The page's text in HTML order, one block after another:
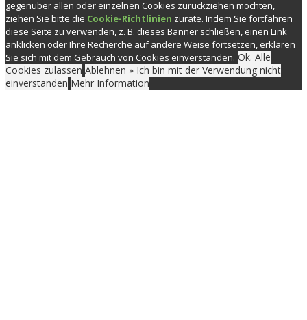
gegenüber allen oder einzelnen Cookies zurückziehen möchten,
ziehen Sie bitte die Cookie-Richtlinien zurate. Indem Sie fortfahren
diese Seite zu verwenden, z. B. dieses Banner schließen, einen Link
anklicken oder Ihre Recherche auf andere Weise fortsetzen, erklären
Sie sich mit dem Gebrauch von Cookies einverstanden. Ok. Alle
Cookies zulassen Ablehnen » Ich bin mit der Verwendung nicht
einverstanden Mehr Information